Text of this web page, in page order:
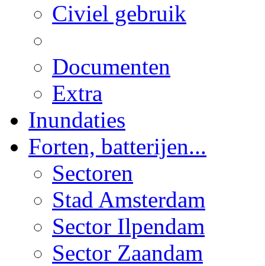
Civiel gebruik
Documenten
Extra
Inundaties
Forten, batterijen...
Sectoren
Stad Amsterdam
Sector Ilpendam
Sector Zaandam